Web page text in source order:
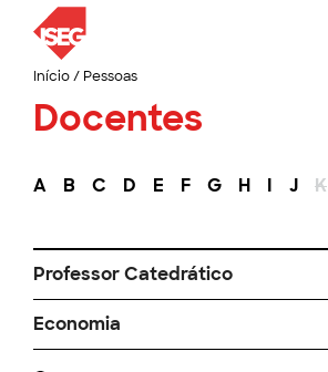
Início/ Pessoas
Docentes
A B C D E F G H I J K
Professor Catedrático
Economia